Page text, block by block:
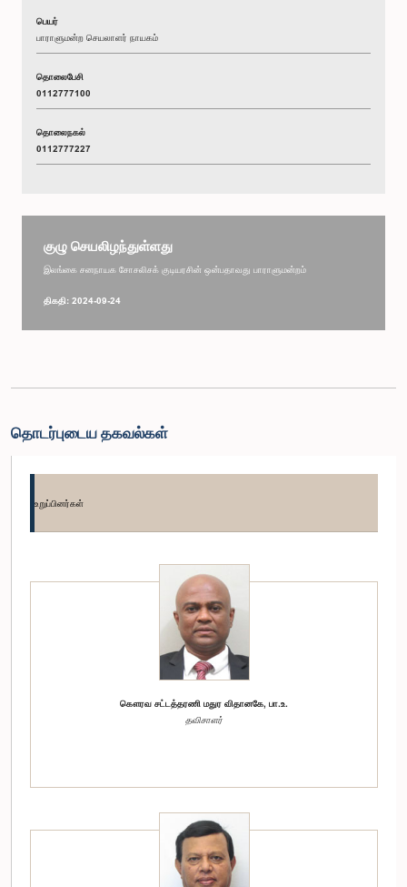
பெயர்
பாராளுமன்ற செயலாளர் நாயகம்
தொலைபேசி
0112777100
தொலைநகல்
0112777227
குழு செயலிழந்துள்ளது
இலங்கை சனநாயக சோசலிசக் குடியரசின் ஒன்பதாவது பாராளுமன்றம்
திகதி: 2024-09-24
தொடர்புடைய தகவல்கள்
உறுப்பினர்கள்
கௌரவ சட்டத்தரணி மதுர விதானகே, பா.உ.
தவிசாளர்